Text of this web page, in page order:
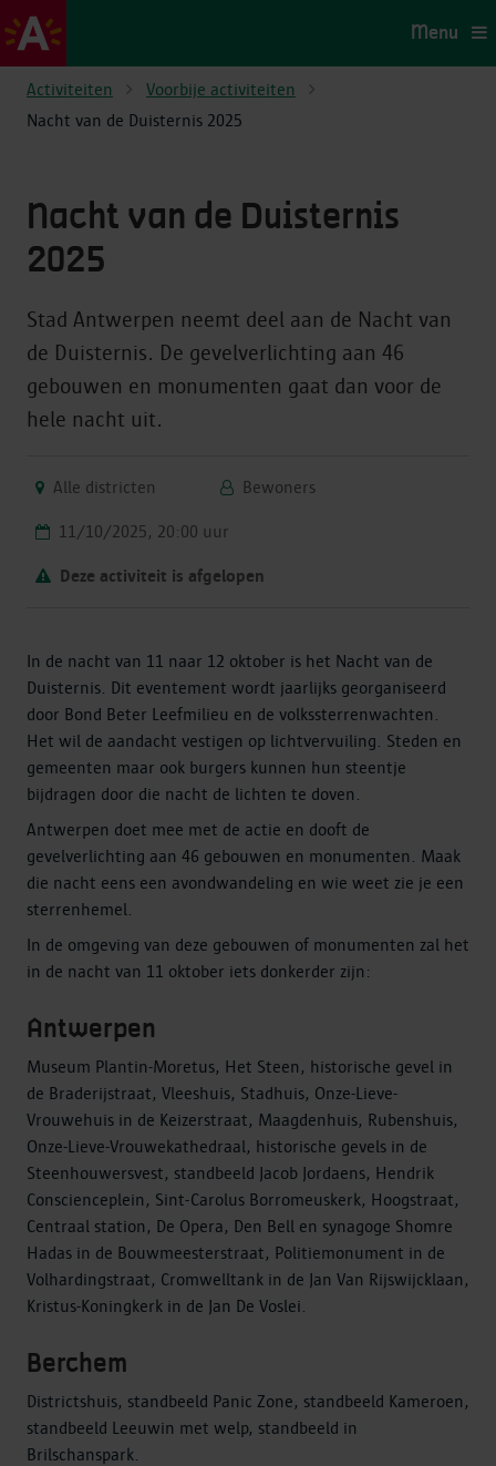
Menu
Activiteiten
Voorbije activiteiten
Nacht van de Duisternis 2025
Nacht van de Duisternis
2025
Stad Antwerpen neemt deel aan de Nacht van
de Duisternis. De gevelverlichting aan 46
gebouwen en monumenten gaat dan voor de
hele nacht uit.
Alle districten Bewoners
11/10/2025, 20:00 uur
Deze activiteit is afgelopen
In de nacht van 11 naar 12 oktober is het Nacht van de
Duisternis. Dit eventement wordt jaarlijks georganiseerd
door Bond Beter Leefmilieu en de volkssterrenwachten.
Het wil de aandacht vestigen op lichtvervuiling. Steden en
gemeenten maar ook burgers kunnen hun steentje
bijdragen door die nacht de lichten te doven.
Antwerpen doet mee met de actie en dooft de
gevelverlichting aan 46 gebouwen en monumenten. Maak
die nacht eens een avondwandeling en wie weet zie je een
sterrenhemel.
In de omgeving van deze gebouwen of monumenten zal het
in de nacht van 11 oktober iets donkerder zijn:
Antwerpen
Museum Plantin-Moretus, Het Steen, historische gevel in
de Braderijstraat, Vleeshuis, Stadhuis, Onze-Lieve-
Vrouwehuis in de Keizerstraat, Maagdenhuis, Rubenshuis,
Onze-Lieve-Vrouwekathedraal, historische gevels in de
Steenhouwersvest, standbeeld Jacob Jordaens, Hendrik
Conscienceplein, Sint-Carolus Borromeuskerk, Hoogstraat,
Centraal station, De Opera, Den Bell en synagoge Shomre
Hadas in de Bouwmeesterstraat, Politiemonument in de
Volhardingstraat, Cromwelltank in de Jan Van Rijswijcklaan,
Kristus-Koningkerk in de Jan De Voslei.
Berchem
Districtshuis, standbeeld Panic Zone, standbeeld Kameroen,
standbeeld Leeuwin met welp, standbeeld in
Brilschanspark.